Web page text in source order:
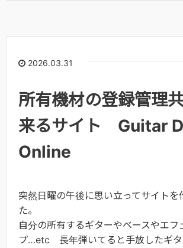
2026.03.31
所有機材の登録管理
来るサイト Guitar
Online
突然日曜の午後に思い立ってサイトを
た。
自分の所有するギターやベースやエフ
プ…etc 長年弾いてると手放したギタ